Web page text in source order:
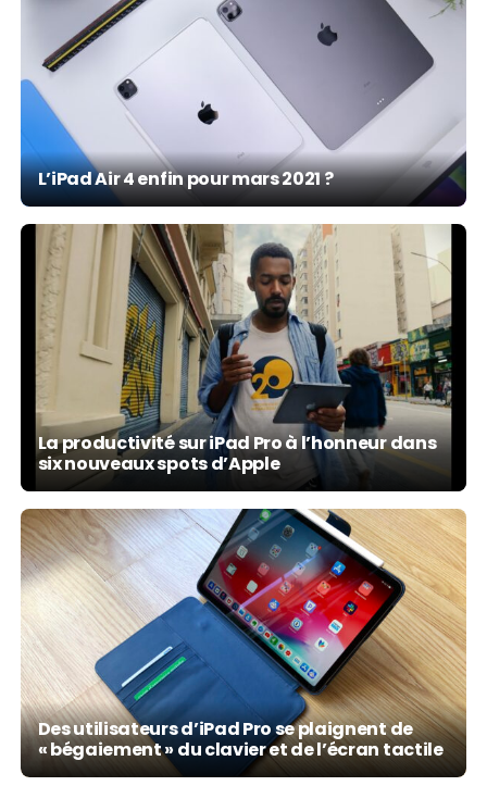
L’iPad Air 4 enfin pour mars 2021 ?
La productivité sur iPad Pro à l’honneur dans
six nouveaux spots d’Apple
Des utilisateurs d’iPad Pro se plaignent de
« bégaiement » du clavier et de l’écran tactile